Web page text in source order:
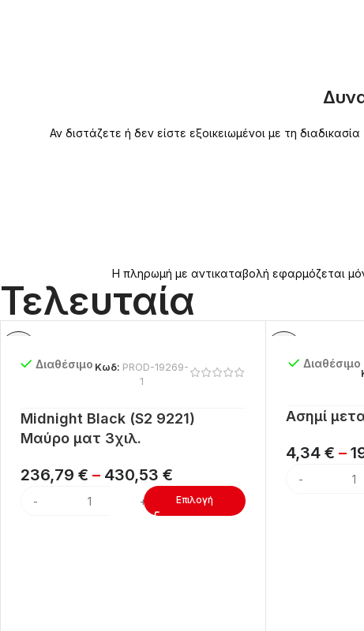
Αν διστάζετε ή δεν είστε εξοικειωμένοι με τη
Η πληρωμή με αντικαταβολή εφαρμόζεται
Τελευταία
Διαθέσιμο Κωδ: PROD-19269-
1
Midnight Black (S2 9221)
Μαύρο ματ 3χιλ.
236,79 € – 430,53 €
Επιλογή
Διαθέσιμο
Ασημί
4,34 € –